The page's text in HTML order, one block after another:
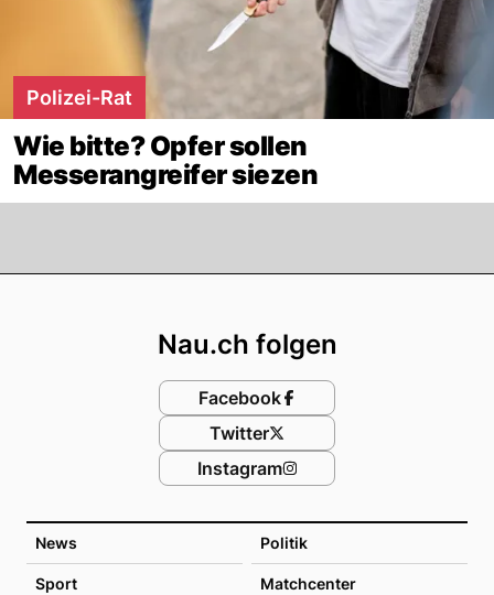
Polizei-Rat
Wie bitte? Opfer sollen
Messerangreifer siezen
News Politik
Sport Matchcenter
Nau.ch folgen
Facebook
Twitter
Instagram